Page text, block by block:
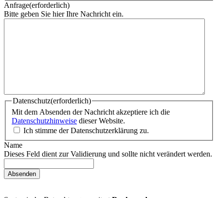
Anfrage(erforderlich)
Bitte geben Sie hier Ihre Nachricht ein.
Datenschutz(erforderlich)
Mit dem Absenden der Nachricht akzeptiere ich die
Datenschutzhinweise dieser Website.
Ich stimme der Datenschutzerklärung zu.
Name
Dieses Feld dient zur Validierung und sollte nicht verändert werden.